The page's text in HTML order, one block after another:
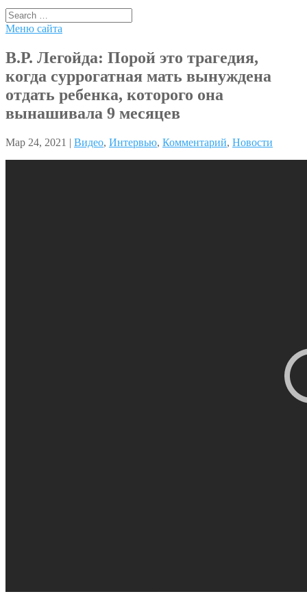
Меню сайта
В.Р. Легойда: Порой это трагедия,
когда суррогатная мать вынуждена
отдать ребенка, которого она
вынашивала 9 месяцев
Мар 24, 2021 | Видео, Интервью, Комментарий, Новости